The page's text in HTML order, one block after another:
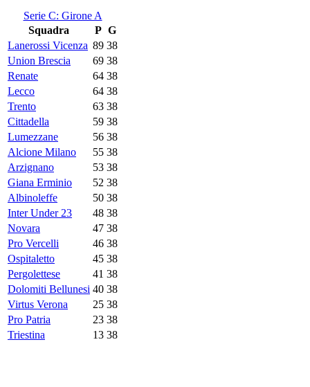
Serie C: Girone A
Squadra
P G
Lanerossi Vicenza 89 38
Union Brescia
69 38
Renate
64 38
Lecco
64 38
Trento
63 38
Cittadella
59 38
Lumezzane
56 38
Alcione Milano
55 38
Arzignano
53 38
Giana Erminio
52 38
Albinoleffe
50 38
Inter Under 23
48 38
Novara
47 38
Pro Vercelli
46 38
Ospitaletto
45 38
Pergolettese
41 38
Dolomiti Bellunesi 40 38
Virtus Verona
25 38
Pro Patria
23 38
Triestina
13 38